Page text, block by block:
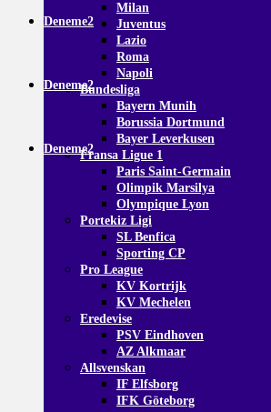
Milan
Juventus
Lazio
Roma
Napoli
Bundesliga
Bayern Munih
Borussia Dortmund
Bayer Leverkusen
Fransa Ligue 1
Paris Saint-Germain
Olimpik Marsilya
Olympique Lyon
Portekiz Ligi
SL Benfica
Sporting CP
Pro League
KV Kortrijk
KV Mechelen
Eredevise
PSV Eindhoven
AZ Alkmaar
Allsvenskan
IF Elfsborg
IFK Göteborg
Deneme2
Deneme2
Deneme2